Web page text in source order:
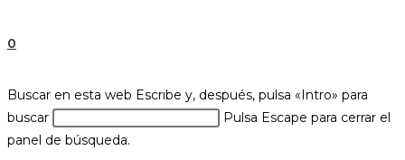
0
Buscar en esta web Escribe y, después, pulsa «Intro» para
buscar
Pulsa Escape para cerrar el
panel de búsqueda.